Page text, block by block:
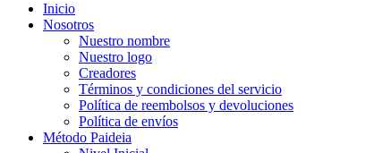
Inicio
Nosotros
Nuestro nombre
Nuestro logo
Creadores
Términos y condiciones del servicio
Política de reembolsos y devoluciones
Política de envíos
Método Paideia